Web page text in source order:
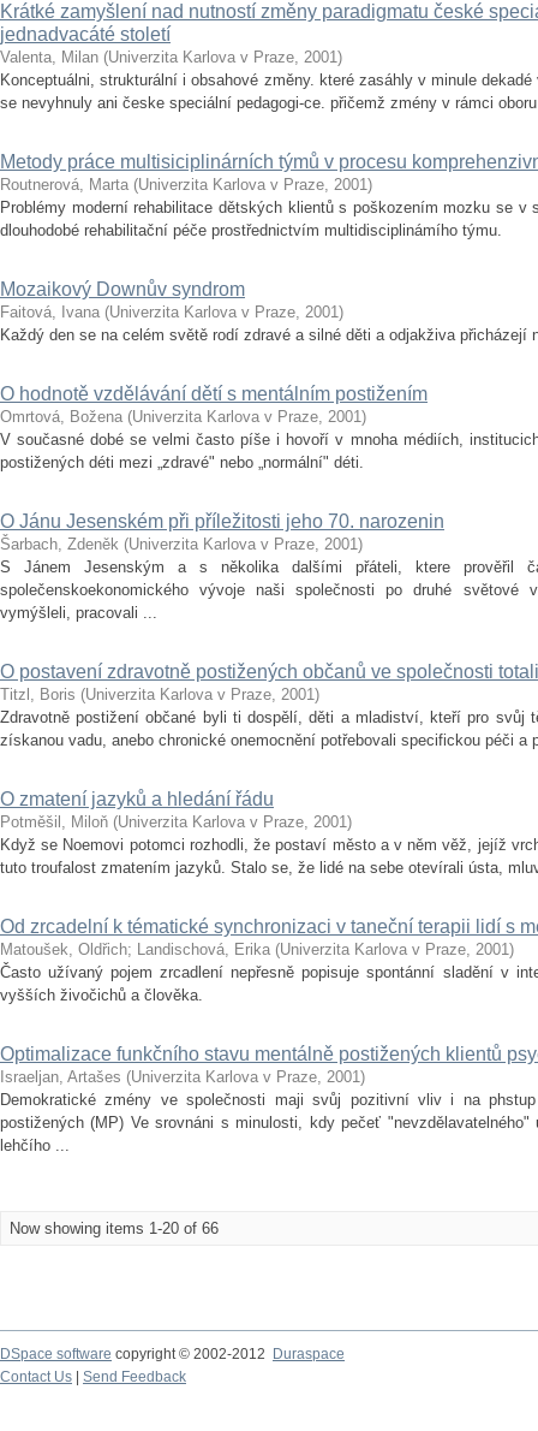
Krátké zamyšlení nad nutností změny paradigmatu české
jednadvacáté století
Valenta, Milan (Univerzita Karlova v Praze, 2001)
Konceptuálni, strukturální i obsahové změny. které zasáhly v minule
se nevyhnuly ani česke speciální pedagogi-ce. přičemž zmény v rámci
Metody práce multisiciplinárních týmů v procesu
Routnerová, Marta (Univerzita Karlova v Praze, 2001)
Problémy moderní rehabilitace dětských klientů s poškozením mozku se v
dlouhodobé rehabilitační péče prostřednictvím multidisciplinámího týmu.
Mozaikový Downův syndrom
Faitová, Ivana (Univerzita Karlova v Praze, 2001)
Každý den se na celém světě rodí zdravé a silné děti a odjakživa přicházejí
O hodnotě vzdělávání dětí s mentálním postižením
Omrtová, Božena (Univerzita Karlova v Praze, 2001)
V současné dobé se velmi často píše i hovoří v mnoha médiích,
postižených déti mezi „zdravé" nebo „normální" déti.
O Jánu Jesenském při příležitosti jeho 70. narozenin
Šarbach, Zdeněk (Univerzita Karlova v Praze, 2001)
S Jánem Jesenským a s několika dalšími přáteli, ktere prověřil
společenskoekonomického vývoje naši společnosti po druhé
vymýšleli, pracovali ...
O postavení zdravotně postižených občanů ve společnosti
Titzl, Boris (Univerzita Karlova v Praze, 2001)
Zdravotně postižení občané byli ti dospělí, děti a mladiství, kteří pro svůj
získanou vadu, anebo chronické onemocnění potřebovali specifickou péči
O zmatení jazyků a hledání řádu
Potměšil, Miloň (Univerzita Karlova v Praze, 2001)
Když se Noemovi potomci rozhodli, že postaví město a v něm věž, jejíž
tuto troufalost zmatením jazyků. Stalo se, že lidé na sebe otevírali ústa,
Od zrcadelní k tématické synchronizaci v taneční terapii lidí s
Matoušek, Oldřich; Landischová, Erika (Univerzita Karlova v Praze, 2001)
Často užívaný pojem zrcadlení nepřesně popisuje spontánní sladění v
vyšších živočichů a člověka.
Optimalizace funkčního stavu mentálně postižených klientů
Israeljan, Artašes (Univerzita Karlova v Praze, 2001)
Demokratické zmény ve společnosti maji svůj pozitivní vliv i na
postižených (MP) Ve srovnáni s minulosti, kdy pečeť
lehčího ...
Now showing items 1-20 of 66
DSpace software copyright © 2002-2012
Duraspace
Contact Us
Send Feedback